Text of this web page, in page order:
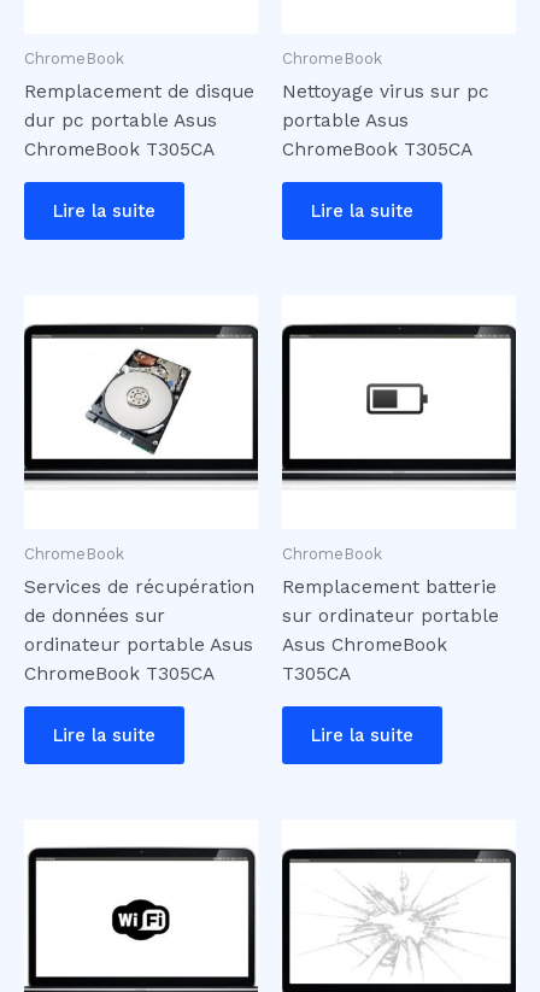
ChromeBook
Remplacement de disque
dur pc portable Asus
ChromeBook T305CA
Lire la suite
ChromeBook
Nettoyage virus sur pc
portable Asus
ChromeBook T305CA
Lire la suite
ChromeBook
Services de récupération
de données sur
ordinateur portable Asus
ChromeBook T305CA
Lire la suite
ChromeBook
Remplacement batterie
sur ordinateur portable
Asus ChromeBook
T305CA
Lire la suite